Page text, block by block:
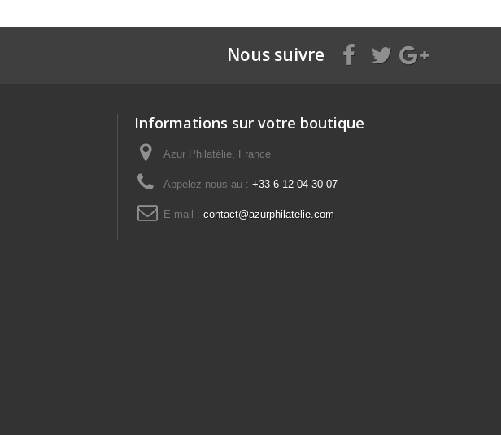
Nous suivre
Informations sur votre boutique
Azur Philatélie, France
Appelez-nous au : +33 6 12 04 30 07
E-mail : contact@azurphilatelie.com